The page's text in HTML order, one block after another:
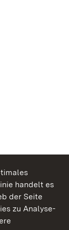
handelt es
der Seite
zu Analyse-